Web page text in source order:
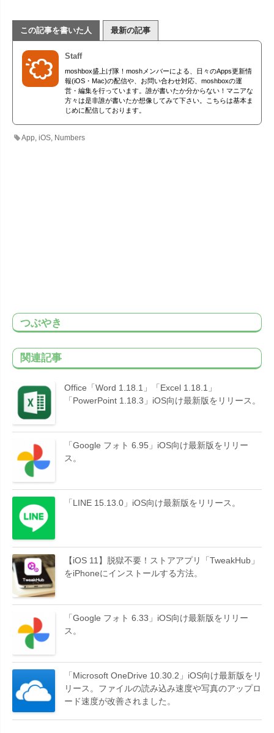
この記事を書いた人 最新の記事
Staff
moshbox盛上げ隊！moshメンバーによる、日々のApps更新情
報(iOS・Mac)の配信や、お問い合わせ対応、moshboxの運
営・編集を行っています。誰が書いたか分からない！マニアな
方々は是非誰が書いたか想像してみて下さい。こちらは基本ま
じめに配信しております。
App ,iOS Numbers
つぶやき
関連記事
Office「Word 1.18.1」「Excel 1.18.1」
「PowerPoint 1.18.3」iOS向け最新版をリリース。
「Google フォト 6.95」iOS向け最新版をリリー
ス。
「LINE 15.13.0」iOS向け最新版をリリース。
【iOS 11】脱獄不要！ストアアプリ「TweakHub」
をiPhoneにインストールする方法。
「Google フォト 6.33」iOS向け最新版をリリー
ス。
「Microsoft OneDrive 10.30.2」iOS向け最新版をリ
リース。ファイルの読み込み速度や写真のアップロ
ード速度が改善されました。